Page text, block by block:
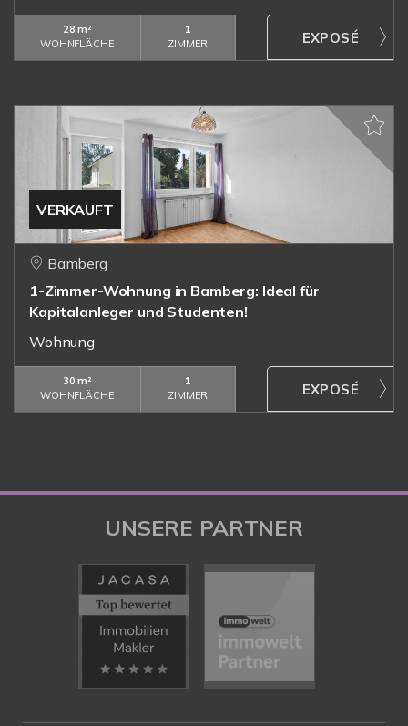
28 m²
WOHNFLÄCHE
1
ZIMMER
VERKAUFT
Bamberg
1-Zimmer-Wohnung in Bamberg: Ideal für
Kapitalanleger und Studenten!
Wohnung
30 m²
WOHNFLÄCHE
1
ZIMMER
UNSERE PARTNER